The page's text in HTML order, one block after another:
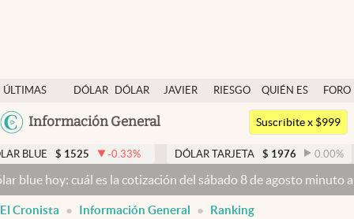
ÚLTIMAS
NOTICIAS
DÓLAR
DÓLAR
JAVIER
RIESGO
QUIÉN ES
QUIÉN
FORO
Argentina
México
Información General
Dólar
Members
Economía y Política
Finanzas y Mercados
Mercados Online
Suscribite x $999
-0.33 % DÓLAR TARJETA $ 1976 0.00% DÓLAR
es la cotización del sábado 8 de agosto minuto a minuto
El Cronista Información General Ranking